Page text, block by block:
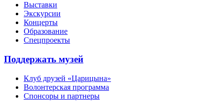
Выставки
Экскурсии
Концерты
Образование
Спецпроекты
Поддержать музей
Клуб друзей «Царицына»
Волонтерская программа
Спонсоры и партнеры